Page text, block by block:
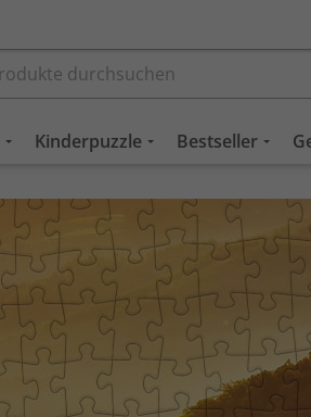
Kinderpuzzle Bestseller